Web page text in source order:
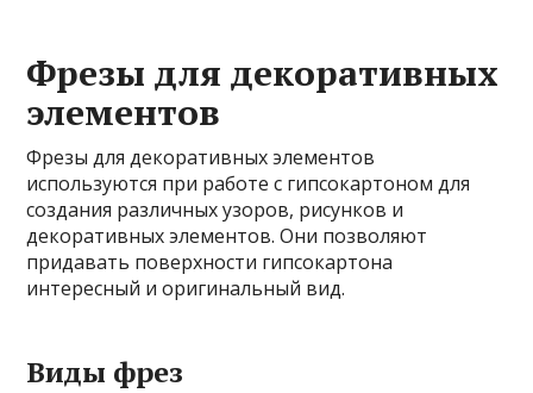
Фрезы для декоративных
элементов
Фрезы для декоративных элементов
используются при работе с гипсокартоном для
создания различных узоров, рисунков и
декоративных элементов. Они позволяют
придавать поверхности гипсокартона
интересный и оригинальный вид.
Виды фрез